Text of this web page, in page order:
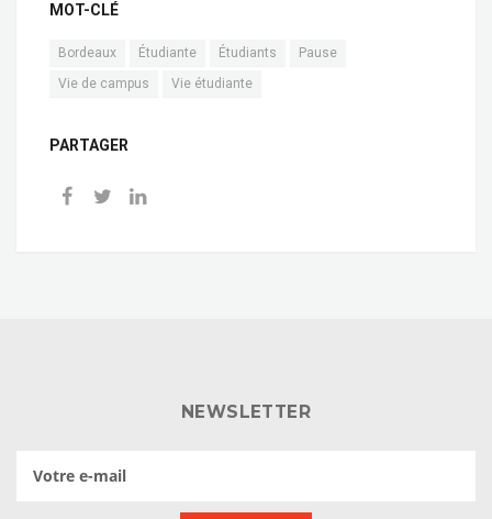
MOT-CLÉ
Bordeaux Étudiante Étudiants
Pause
Vie de campus
Vie étudiante
PARTAGER
NEWSLETTER